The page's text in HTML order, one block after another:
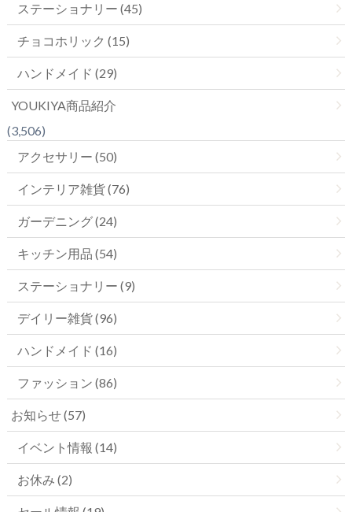
ステーショナリー (45)
チョコホリック (15)
ハンドメイド (29)
YOUKIYA商品紹介
(3,506)
アクセサリー (50)
インテリア雑貨 (76)
ガーデニング (24)
キッチン用品 (54)
ステーショナリー (9)
デイリー雑貨 (96)
ハンドメイド (16)
ファッション (86)
お知らせ (57)
イベント情報 (14)
お休み (2)